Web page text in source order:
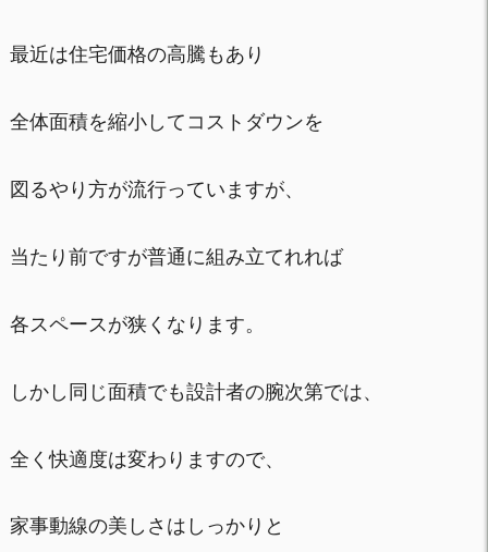
最近は住宅価格の高騰もあり
全体面積を縮小してコストダウンを
図るやり方が流行っていますが、
当たり前ですが普通に組み立てれれば
各スペースが狭くなります。
しかし同じ面積でも設計者の腕次第では、
全く快適度は変わりますので、
家事動線の美しさはしっかりと